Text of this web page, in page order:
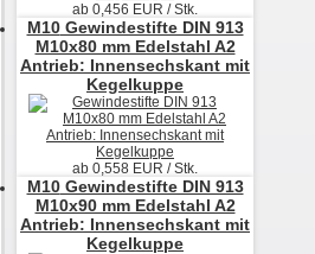
ab 0,456 EUR / Stk.
M10Gewindestifte DIN 913
M10x80 mm Edelstahl A2
Antrieb: Innensechskant mit
Kegelkuppe
ab 0,558 EUR / Stk.
M10Gewindestifte DIN 913
M10x90 mm Edelstahl A2
Antrieb: Innensechskant mit
Kegelkuppe